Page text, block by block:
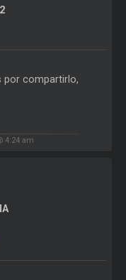
por compartirlo,
4:24 am